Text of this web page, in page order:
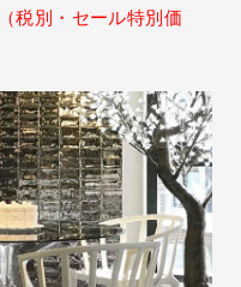
税別・セール特別価